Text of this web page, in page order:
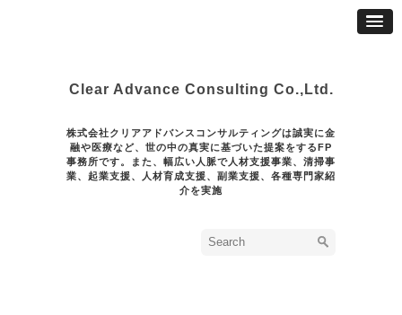
Clear Advance Consulting Co.,Ltd.
株式会社クリアアドバンスコンサルティングは誠実に金
融や医療など、世の中の真実に基づいた提案をするFP
事務所です。また、幅広い人脈で人材支援事業、清掃事
業、起業支援、人材育成支援、副業支援、各種専門家紹
介を実施